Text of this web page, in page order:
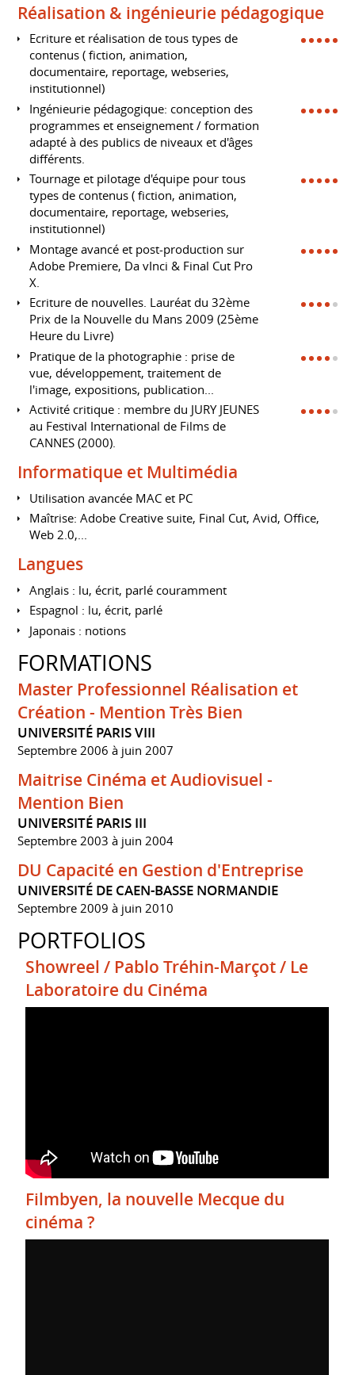
Réalisation & ingénieurie pédagogique
Ecriture et réalisation de tous types de
contenus ( fiction, animation,
documentaire, reportage, webseries,
institutionnel)
Ingénieurie pédagogique: conception des
programmes et enseignement / formation
adapté à des publics de niveaux et d'âges
différents.
Tournage et pilotage d'équipe pour tous
types de contenus ( fiction, animation,
documentaire, reportage, webseries,
institutionnel)
Montage avancé et post-production sur
Adobe Premiere, Da vInci & Final Cut Pro
X.
Ecriture de nouvelles. Lauréat du 32ème
Prix de la Nouvelle du Mans 2009 (25ème
Heure du Livre)
Pratique de la photographie : prise de
vue, développement, traitement de
l'image, expositions, publication...
Activité critique : membre du JURY JEUNES
au Festival International de Films de
CANNES (2000).
Informatique et Multimédia
Utilisation avancée MAC et PC
Maîtrise: Adobe Creative suite, Final Cut, Avid, Office,
Web 2.0,...
Langues
Anglais : lu, écrit, parlé couramment
Espagnol : lu, écrit, parlé
Japonais : notions
FORMATIONS
Master Professionnel Réalisation et
Création - Mention Très Bien
UNIVERSITÉ PARIS VIII
Septembre 2006 à juin 2007
Maitrise Cinéma et Audiovisuel -
Mention Bien
UNIVERSITÉ PARIS III
Septembre 2003 à juin 2004
DU Capacité en Gestion d'Entreprise
UNIVERSITÉ DE CAEN-BASSE NORMANDIE
Septembre 2009 à juin 2010
PORTFOLIOS
Showreel / Pablo Tréhin-Marçot / Le
Laboratoire du Cinéma
Filmbyen, la nouvelle Mecque du
cinéma ?